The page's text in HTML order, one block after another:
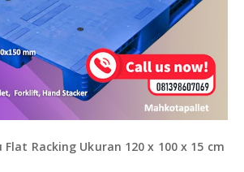
Racking Ukuran 120 x 100 x 15 cm